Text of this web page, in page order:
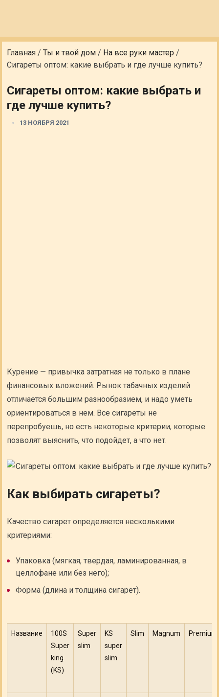
Главная /Ты и твой дом / На все руки мастер /
Сигареты оптом: какие выбрать и где лучше купить?
Сигареты оптом: какие выбрать и
где лучше купить?
13 НОЯБРЯ 2021
Курение — привычка затратная не только в плане
финансовых вложений. Рынок табачных изделий
отличается большим разнообразием, и надо уметь
ориентироваться в нем. Все сигареты не
перепробуешь, но есть некоторые критерии, которые
позволят выяснить, что подойдет, а что нет.
Как выбирать сигареты?
Качество сигарет определяется несколькими
критериями:
Упаковка (мягкая, твердая, ламинированная, в
целлофане или без него);
Форма (длина и толщина сигарет).
Название
100S
Super
king
(KS)
Super
slim
KS
super
slim
Slim Magnum Premium